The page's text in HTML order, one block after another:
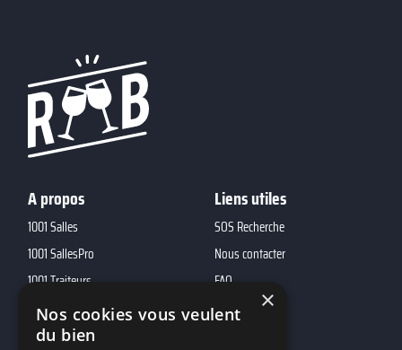
A propos
1001 Salles
1001 SallesPro
1001 Traiteurs
1001 DJ
10h01
Liens utiles
SOS Recherche
Nous contacter
FAQ
×
Nos cookies vous veulent
du bien